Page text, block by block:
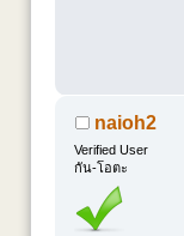
naioh2
Verified User
กัน-โอตะ